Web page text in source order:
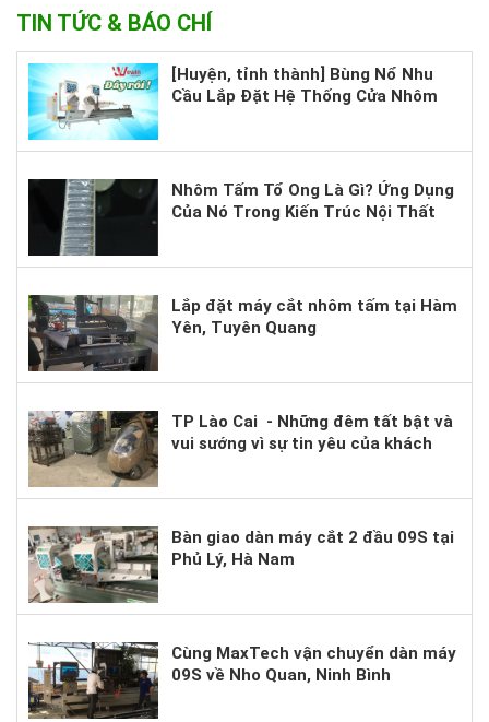
TIN TỨC & BÁO CHÍ
[Huyện, tỉnh thành] Bùng Nổ Nhu
Cầu Lắp Đặt Hệ Thống Cửa Nhôm
Nhôm Tấm Tổ Ong Là Gì? Ứng Dụng
Của Nó Trong Kiến Trúc Nội Thất
Lắp đặt máy cắt nhôm tấm tại Hàm
Yên, Tuyên Quang
TP Lào Cai - Những đêm tất bật và
vui sướng vì sự tin yêu của khách
Bàn giao dàn máy cắt 2 đầu 09S tại
Phủ Lý, Hà Nam
Cùng MaxTech vận chuyển dàn máy
09S về Nho Quan, Ninh Bình